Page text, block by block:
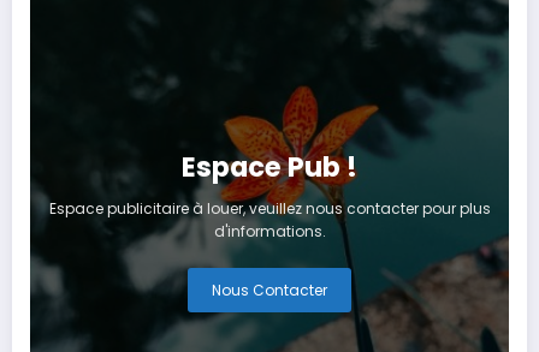
Espace Pub !
Espace publicitaire à louer, veuillez nous contacter pour plus
d'informations.
Nous Contacter